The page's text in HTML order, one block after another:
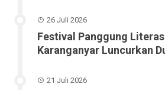
26 Juli 2026
Festival Panggung
Karanganyar Luncurkan
21 Juli 2026